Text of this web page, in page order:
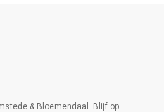
& Bloemendaal. Blijf op